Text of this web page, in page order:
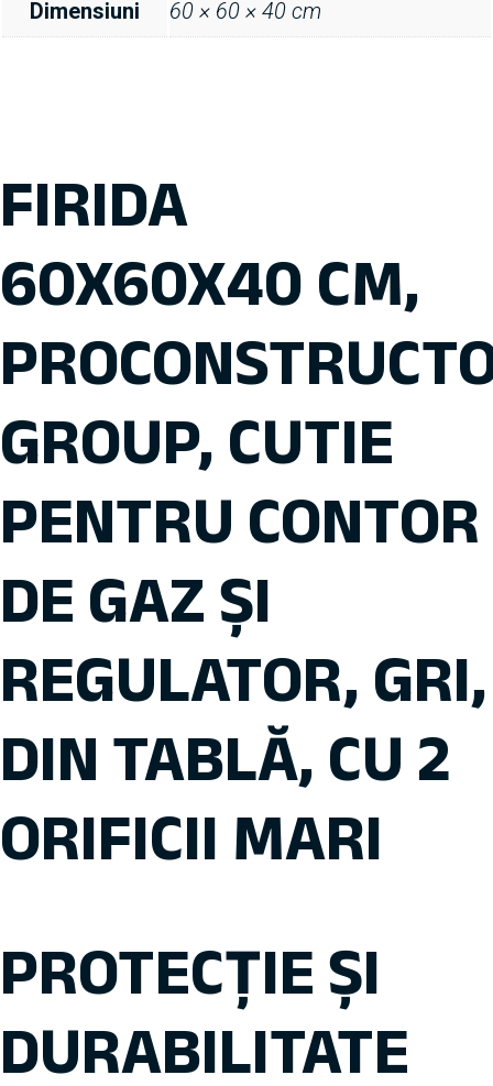
Dimensiuni 60 × 60 × 40 cm
FIRIDA
60X60X40 CM,
GROUP, CUTIE
PENTRU CONTOR
DE GAZ ȘI
REGULATOR, GRI,
DIN TABLĂ, CU 2
ORIFICII MARI
PROTECȚIE ȘI
DURABILITATE